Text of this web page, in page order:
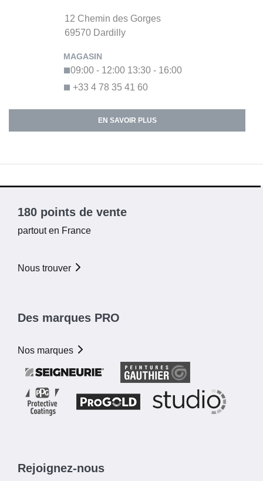
12 Chemin des Gorges
69570 Dardilly
+33 4 78 35 41 60
09:00 - 12:00 13:30 - 16:00
EN SAVOIR PLUS
180 points de vente
partout en France
Nous trouver
Des marques PRO
Nos marques
Rejoignez-nous